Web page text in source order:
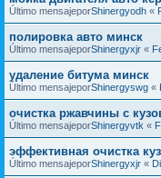
Último mensajeporShinergyodh «
полировка авто минск
Último mensajeporShinergyxjr «
удаление битума минск
Último mensajeporShinergyswg «
очистка ржавчины с
Último mensajeporShinergyvtk «
эффективная очистка
Último mensajeporShinergyxjr «